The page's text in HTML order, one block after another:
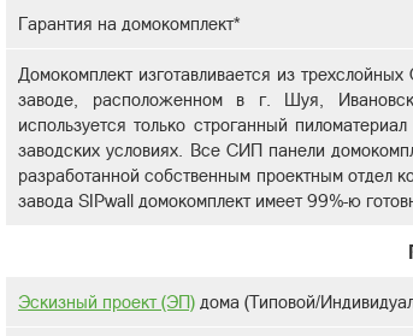
Гарантия на домокомплект*
Домокомплект изготавливается из
заводе, расположенном в г. Шуя,
используется только строганный
заводских условиях. Все СИП панели
разработанной собственным проектным отдел
завода SIPwall домокомплект имеет 99%-ю
Эскизный проект (ЭП) дома (Типовой/